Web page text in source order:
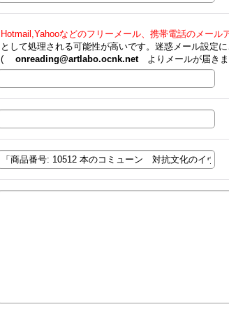
Hotmail,Yahooなどのフリーメール、携帯電話のメール
として処理される可能性が高いです。迷惑メール設定に
( onreading@artlabo.ocnk.netよりメールが届きま